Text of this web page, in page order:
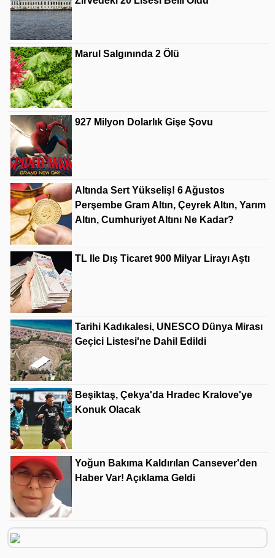
Marul Salgınında 2 Ölü
927 Milyon Dolarlık Gişe Şovu
Altında Sert Yükseliş! 6 Ağustos
Perşembe Gram Altın, Çeyrek Altın, Yarım
Altın, Cumhuriyet Altını Ne Kadar?
TL Ile Dış Ticaret 900 Milyar Lirayı Aştı
Tarihi Kadıkalesi, UNESCO Dünya Mirası
Geçici Listesi'ne Dahil Edildi
Beşiktaş, Çekya'da Hradec Kralove'ye
Konuk Olacak
Yoğun Bakıma Kaldırılan Cansever'den
Haber Var! Açıklama Geldi